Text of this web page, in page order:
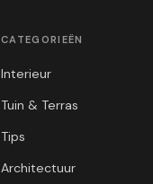
CATEGORIEËN
Interieur
Tuin & Terras
Tips
Architectuur